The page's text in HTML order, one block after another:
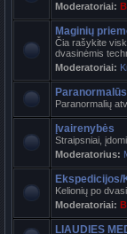
Moderatoriai:
Maginių
Čia rašykite
dvasinėmis
Moderatoriai:
Paranormalių
Įvairenybės
Straipsniai,
Moderatorius:
Ekspedicijos/
Kelionių po
Moderatoriai:
LIAUDIES